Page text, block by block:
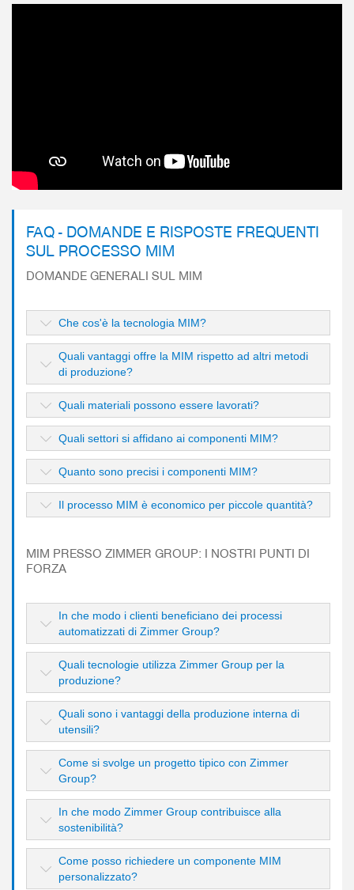
FAQ - DOMANDE E RISPOSTE FREQUENTI
SUL PROCESSO MIM
DOMANDE GENERALI SUL MIM
Che cos'è la tecnologia MIM?
Quali vantaggi offre la MIM rispetto ad altri metodi
di produzione?
Quali materiali possono essere lavorati?
Quali settori si affidano ai componenti MIM?
Quanto sono precisi i componenti MIM?
Il processo MIM è economico per piccole quantità?
MIM PRESSO ZIMMER GROUP: I NOSTRI PUNTI DI
FORZA
In che modo i clienti beneficiano dei processi
automatizzati di Zimmer Group?
Quali tecnologie utilizza Zimmer Group per la
produzione?
Quali sono i vantaggi della produzione interna di
utensili?
Come si svolge un progetto tipico con Zimmer
Group?
In che modo Zimmer Group contribuisce alla
sostenibilità?
Come posso richiedere un componente MIM
personalizzato?